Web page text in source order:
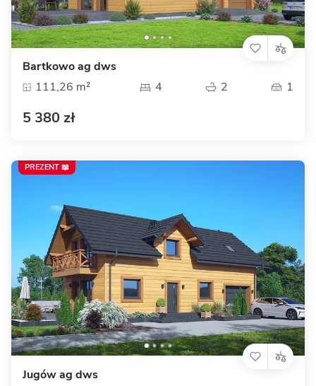
Bartkowo ag dws
111,26 m²
4 2 1
5 380 zł
Jugów ag dws
PREZENT 📖